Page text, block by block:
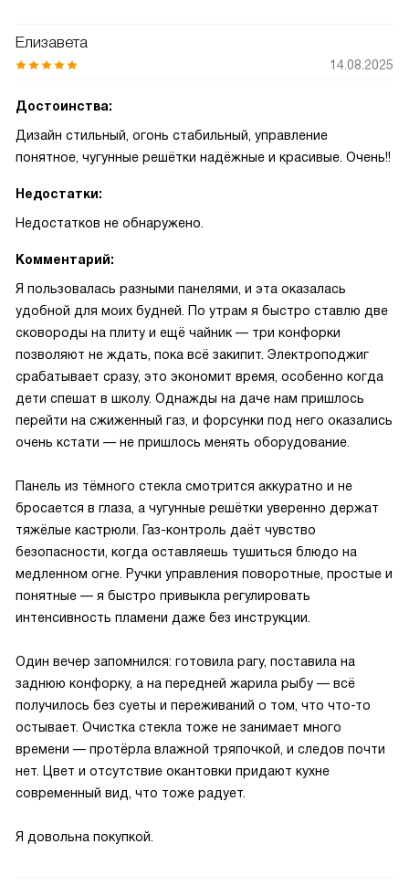
Елизавета
14.08.2025
Достоинства:
Дизайн стильный, огонь стабильный, управление
понятное, чугунные решётки надёжные и красивые. Очень!!
Недостатки:
Недостатков не обнаружено.
Комментарий:
Я пользовалась разными панелями, и эта оказалась
удобной для моих будней. По утрам я быстро ставлю две
сковороды на плиту и ещё чайник — три конфорки
позволяют не ждать, пока всё закипит. Электроподжиг
срабатывает сразу, это экономит время, особенно когда
дети спешат в школу. Однажды на даче нам пришлось
перейти на сжиженный газ, и форсунки под него оказались
очень кстати — не пришлось менять оборудование.
Панель из тёмного стекла смотрится аккуратно и не
бросается в глаза, а чугунные решётки уверенно держат
тяжёлые кастрюли. Газ-контроль даёт чувство
безопасности, когда оставляешь тушиться блюдо на
медленном огне. Ручки управления поворотные, простые и
понятные — я быстро привыкла регулировать
интенсивность пламени даже без инструкции.
Один вечер запомнился: готовила рагу, поставила на
заднюю конфорку, а на передней жарила рыбу — всё
получилось без суеты и переживаний о том, что что-то
остывает. Очистка стекла тоже не занимает много
времени — протёрла влажной тряпочкой, и следов почти
нет. Цвет и отсутствие окантовки придают кухне
современный вид, что тоже радует.
Я довольна покупкой.